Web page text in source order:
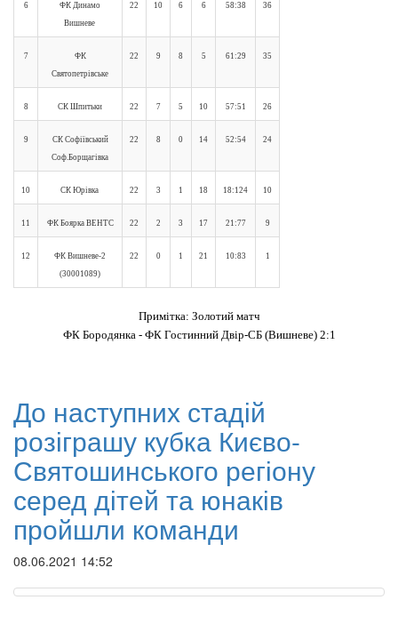
6
ФК Динамо
Вишневе
22 10 6 6 58:38 36
7
ФК
Святопетрівське
22 9 8 5 61:29 35
8 СК Шпитьки 22 7 5 10 57:51 26
9
СК Софіївський
Соф.Борщагівка
22 8 0 14 52:54 24
10 СК Юрівка 22 3 1 18 18:124 10
11 ФК Боярка ВЕНТС 22 2 3 17 21:77 9
12
ФК Вишневе-2
(30001089)
22 0 1 21 10:83 1
Примітка: Золотий матч
ФК Бородянка - ФК Гостинний Двір-СБ (Вишневе) 2:1
До наступних стадій
розіграшу кубка Києво-
Святошинського регіону
серед дітей та юнаків
пройшли команди
08.06.2021 14:52